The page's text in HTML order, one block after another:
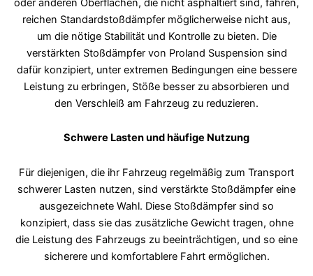
oder anderen Oberflächen, die nicht asphaltiert sind, fahren,
reichen Standardstoßdämpfer möglicherweise nicht aus,
um die nötige Stabilität und Kontrolle zu bieten. Die
verstärkten Stoßdämpfer von Proland Suspension sind
dafür konzipiert, unter extremen Bedingungen eine bessere
Leistung zu erbringen, Stöße besser zu absorbieren und
den Verschleiß am Fahrzeug zu reduzieren.
Schwere Lasten und häufige Nutzung
Für diejenigen, die ihr Fahrzeug regelmäßig zum Transport
schwerer Lasten nutzen, sind verstärkte Stoßdämpfer eine
ausgezeichnete Wahl. Diese Stoßdämpfer sind so
konzipiert, dass sie das zusätzliche Gewicht tragen, ohne
die Leistung des Fahrzeugs zu beeinträchtigen, und so eine
sicherere und komfortablere Fahrt ermöglichen.